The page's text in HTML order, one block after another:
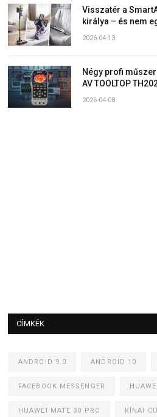
Visszatér a
királya – és nem
2026-04-13
Négy profi
AV TOOLTOP
2026-04-08
CÍMKÉK
ANDROID 9.0 ANDROID 10
FACEBOOK MESSENGER
HUAWEI MATE 30 PRO KÍNAI